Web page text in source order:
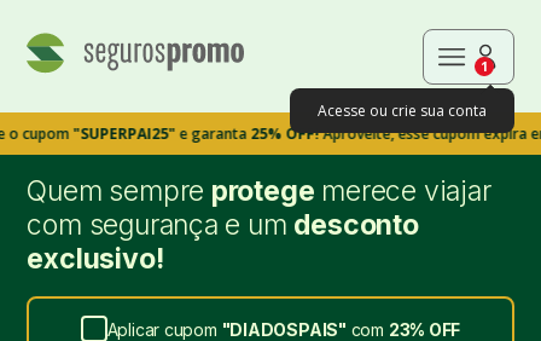
1
Acesse ou crie sua conta
"SUPERPAI25"e garanta25% OFF!Aproveite, esse cupom expira em
Quem sempre protege merece viajar
com segurança e um desconto
exclusivo!
Aplicar cupom "DIADOSPAIS" com 23% OFF